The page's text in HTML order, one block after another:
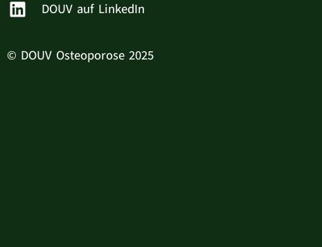
DOUV auf LinkedIn
© DOUV Osteoporose 2025